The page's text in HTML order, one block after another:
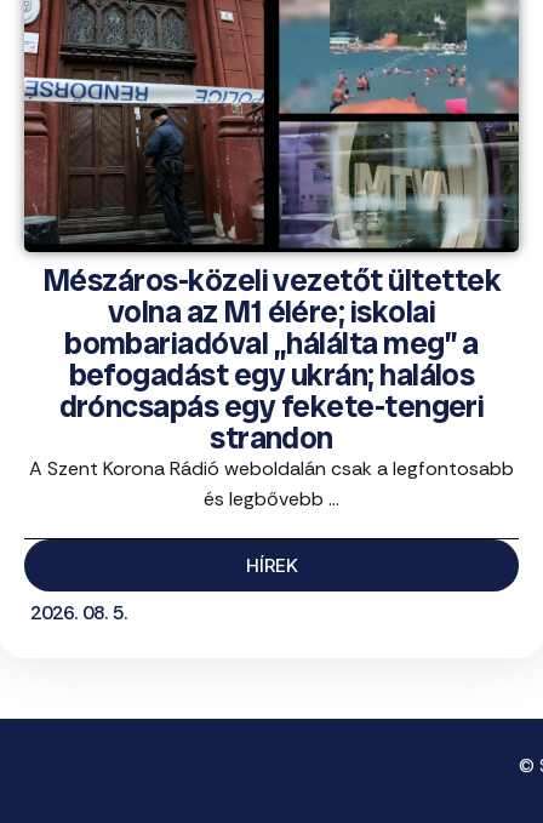
Mészáros-közeli vezetőt ültettek
volna az M1 élére; iskolai
bombariadóval „hálálta meg” a
befogadást egy ukrán; halálos
dróncsapás egy fekete-tengeri
strandon
A Szent Korona Rádió weboldalán csak a legfontosabb
és legbővebb ...
HÍREK
2026. 08. 5.
©